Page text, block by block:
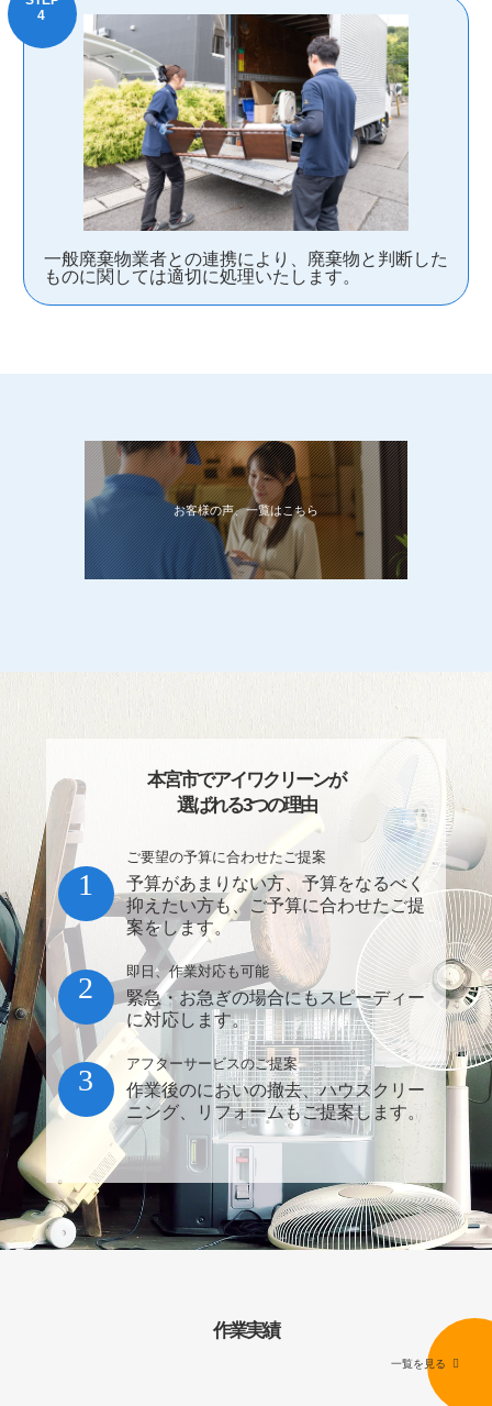
一般廃棄物業者との連携により、廃棄物と判断した
ものに関しては適切に処理いたします。
お客様の声、一覧はこちら
本宮市でアイワクリーンが
選ばれる3つの理由
ご要望の予算に合わせたご提案
予算があまりない方、予算をなるべく
抑えたい方も、ご予算に合わせたご提
案をします。
1
即日、作業対応も可能
緊急・お急ぎの場合にもスピーディー
に対応します。
2
アフターサービスのご提案
作業後のにおいの撤去、ハウスクリー
ニング、リフォームもご提案します。
3
作業実績
一覧を見る